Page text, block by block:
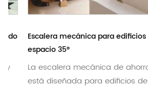
Escalera mecánica para edificios de
espacio 35°
La escalera mecánica de ahorro
está diseñada para edificios de...